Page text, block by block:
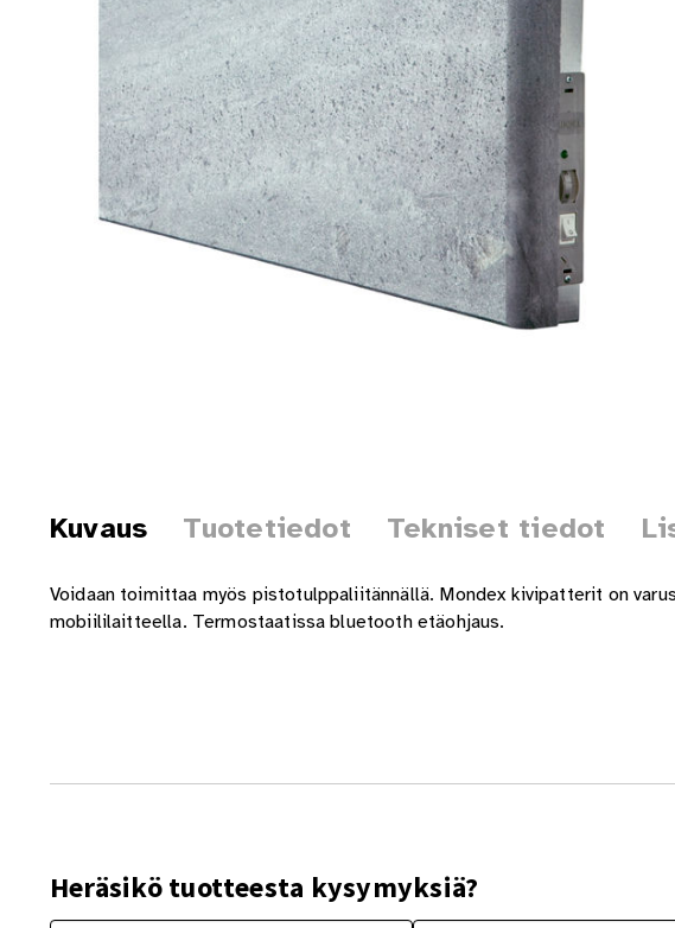
Kuvaus Tuotetiedot Tekniset tiedot
Voidaan toimittaa myös pistotulppaliitännällä. Mondex kivipatterit on
mobiililaitteella. Termostaatissa bluetooth etäohjaus.
Heräsikö tuotteesta kysymyksiä?